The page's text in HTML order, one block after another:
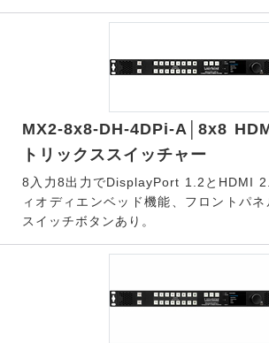
MX2-8x8-DH-4DPi-A│8x8
トリックススイッチャー
8入力8出力でDisplayPort 1.2とHDMI
ィオディエンベッド機能、フロントパネ
スイッチボタンあり。